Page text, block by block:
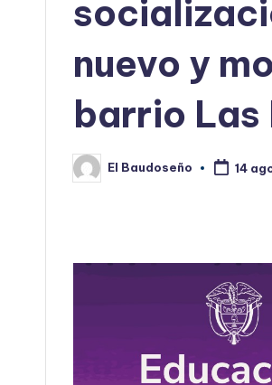
nuevo y
barrio Las
Publicado
por
El Baudoseño 14